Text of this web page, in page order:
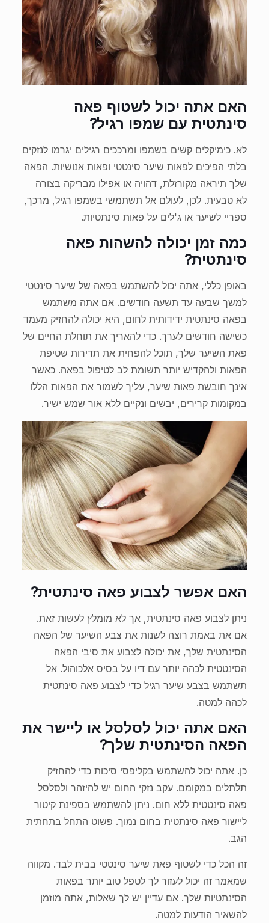
האם אתה יכול לשטוף פאה
סינתטית עם שמפו רגיל?
לא. כימיקלים קשים בשמפו ומרככים רגילים יגרמו לנזקים
בלתי הפיכים לפאות שיער סינטטי ופאות אנושיות. הפאה
שלך תיראה מקורזלת, דהויה או אפילו מבריקה בצורה
לא טבעית. לכן, לעולם אל תשתמשי בשמפו רגיל, מרכך,
ספריי לשיער או ג'לים על פאות סינתטיות.
כמה זמן יכולה להשהות פאה
סינתטית?
באופן כללי, אתה יכול להשתמש בפאה של שיער סינטטי
למשך שבעה עד תשעה חודשים. אם אתה משתמש
בפאה סינתטית ידידותית לחום, היא יכולה להחזיק מעמד
כשישה חודשים לערך. כדי להאריך את תוחלת החיים של
פאת השיער שלך, תוכל להפחית את תדירות שטיפת
הפאות ולהקדיש יותר תשומת לב לטיפול בפאה. כאשר
אינך חובשת פאות שיער, עליך לשמור את הפאות הללו
במקומות קרירים, יבשים ונקיים ללא אור שמש ישיר.
האם אפשר לצבוע פאה סינתטית?
ניתן לצבוע פאה סינתטית, אך לא מומלץ לעשות זאת.
אם את באמת רוצה לשנות את צבע השיער של הפאה
הסינתטית שלך, את יכולה לצבוע את סיבי הפאה
הסינטטית לכהה יותר עם דיו על בסיס אלכוהול. אל
תשתמש בצבע שיער רגיל כדי לצבוע פאה סינתטית
לכהה למטה.
האם אתה יכול לסלסל או ליישר את
הפאה הסינתטית שלך?
כן. אתה יכול להשתמש בקליפסי סיכות כדי להחזיק
תלתלים במקומם. עקב נזקי החום יש להיזהר ולסלסל
פאה סינטטית ללא חום. ניתן להשתמש בספינת קיטור
ליישור פאה סינתטית בחום נמוך. פשוט התחל בתחתית
הגב.
זה הכל כדי לשטוף פאת שיער סינטטי בבית לבד. מקווה
שמאמר זה יכול לעזור לך לטפל טוב יותר בפאות
הסינתטיות שלך. אם עדיין יש לך שאלות, אתה מוזמן
להשאיר הודעות למטה.